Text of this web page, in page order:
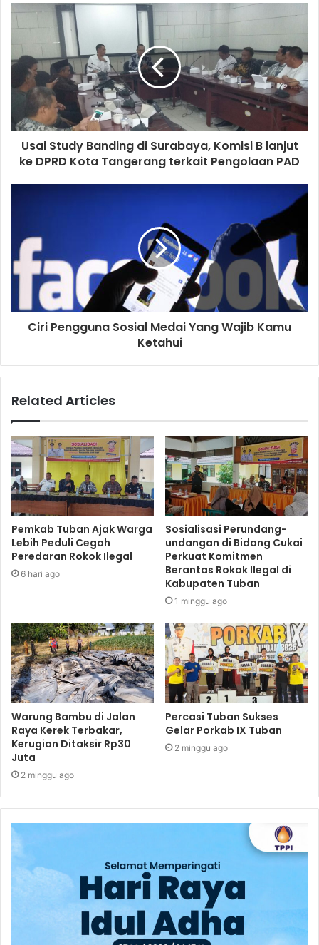
a
d
s
Usai Study Banding di Surabaya, Komisi B lanjut
ke DPRD Kota Tangerang terkait Pengolaan PAD
Ciri Pengguna Sosial Medai Yang Wajib Kamu
Ketahui
Related Articles
Pemkab Tuban Ajak Warga
Lebih Peduli Cegah
Peredaran Rokok Ilegal
6 hari ago
Sosialisasi Perundang-
undangan di Bidang Cukai
Perkuat Komitmen
Berantas Rokok Ilegal di
Kabupaten Tuban
1 minggu ago
Warung Bambu di Jalan
Raya Kerek Terbakar,
Kerugian Ditaksir Rp30
Juta
2 minggu ago
Percasi Tuban Sukses
Gelar Porkab IX Tuban
2 minggu ago